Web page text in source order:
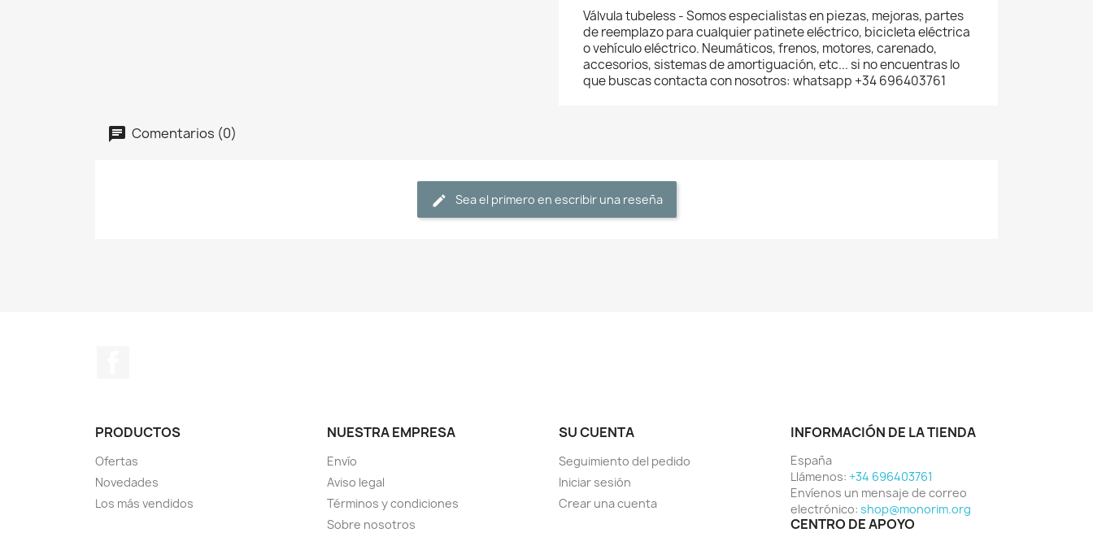
Válvula tubeless - Somos especialistas en piezas, mejoras, partes
de reemplazo para cualquier patinete eléctrico, bicicleta eléctrica
o vehículo eléctrico. Neumáticos, frenos, motores, carenado,
accesorios, sistemas de amortiguación, etc... si no encuentras lo
que buscas contacta con nosotros: whatsapp +34 696403761
Comentarios (0)
Sea el primero en escribir una reseña
PRODUCTOS
Ofertas
Novedades
Los más vendidos
NUESTRA EMPRESA
Envío
Aviso legal
Términos y condiciones
Sobre nosotros
SU CUENTA
Seguimiento del pedido
Iniciar sesión
Crear una cuenta
INFORMACIÓN DE LA TIENDA
España
Llámenos: +34 696403761
Envíenos un mensaje de correo
electrónico: shop@monorim.org
CENTRO DE APOYO